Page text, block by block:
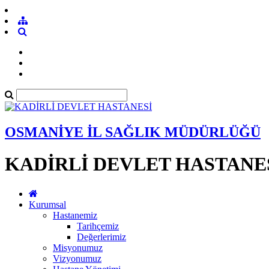
OSMANİYE İL SAĞLIK MÜDÜRLÜĞÜ
KADİRLİ DEVLET
Kurumsal
Hastanemiz
Tarihçemiz
Değerlerimiz
Misyonumuz
Vizyonumuz